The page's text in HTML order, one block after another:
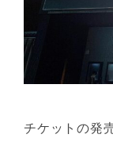
チケットの発